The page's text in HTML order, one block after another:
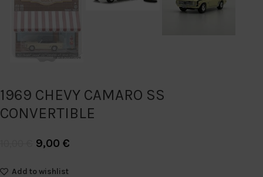
1969 CHEVY CAMARO SS
CONVERTIBLE
9,00 €
Add to wishlist